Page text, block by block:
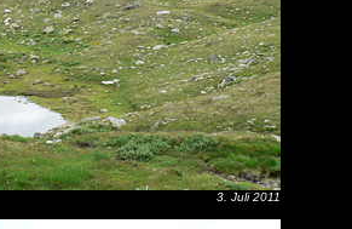
3. Juli 2011